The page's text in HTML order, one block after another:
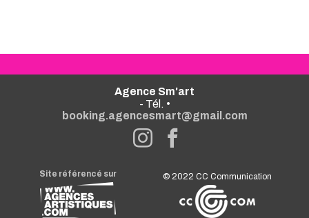
Agence Sm'art
- Tél. •
booking.agencesmart@gmail.com
Site référencé sur © 2022CC Communication